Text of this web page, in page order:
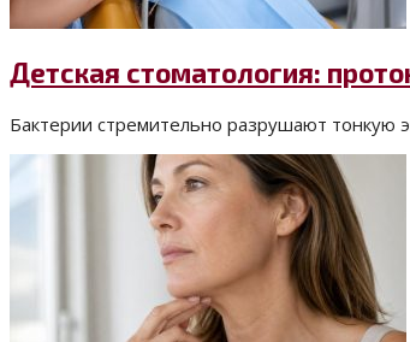
Детская стоматология:
Бактерии стремительно разрушают тонкую